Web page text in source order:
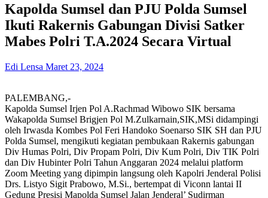
Kapolda Sumsel dan PJU Polda Sumsel
Ikuti Rakernis Gabungan Divisi Satker
Mabes Polri T.A.2024 Secara Virtual
Edi Lensa Maret 23, 2024
PALEMBANG,-
Kapolda Sumsel Irjen Pol A.Rachmad Wibowo SIK bersama
Wakapolda Sumsel Brigjen Pol M.Zulkarnain,SIK,MSi didampingi
oleh Irwasda Kombes Pol Feri Handoko Soenarso SIK SH dan PJU
Polda Sumsel, mengikuti kegiatan pembukaan Rakernis gabungan
Div Humas Polri, Div Propam Polri, Div Kum Polri, Div TIK Polri
dan Div Hubinter Polri Tahun Anggaran 2024 melalui platform
Zoom Meeting yang dipimpin langsung oleh Kapolri Jenderal Polisi
Drs. Listyo Sigit Prabowo, M.Si., bertempat di Viconn lantai II
Gedung Presisi Mapolda Sumsel Jalan Jenderal’ Sudirman